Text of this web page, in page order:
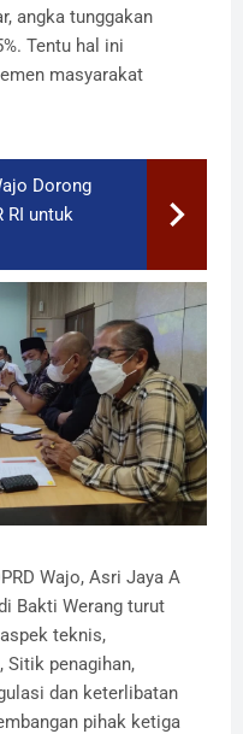
angka tunggakan
Tentu hal ini
masyarakat
Dorong
RI untuk
Wajo, Asri Jaya A
Bakti Werang turut
teknis,
Sitik penagihan,
dan keterlibatan
pihak ketiga